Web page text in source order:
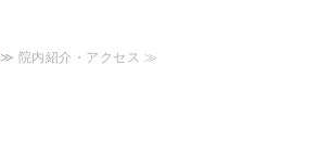
≫ 院内紹介・アクセス ≫